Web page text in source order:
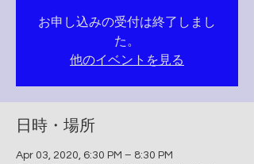
お申し込みの受付は終了しまし
た。
他のイベントを見る
日時・場所
Apr 03, 2020, 6:30 PM – 8:30 PM